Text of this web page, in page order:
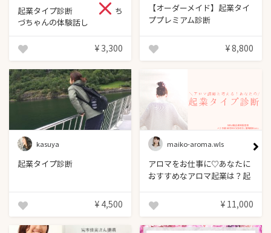
起業タイプ診断
ち
づちゃんの体験話し
¥ 3,300
【オーダーメイド】起業タイ
ププレミアム診断
¥ 8,800
kasuya
起業タイプ診断
¥ 4,500
maiko-aroma.wls
アロマをお仕事に♡あなたに
おすすめなアロマ起業は？起
¥ 11,000